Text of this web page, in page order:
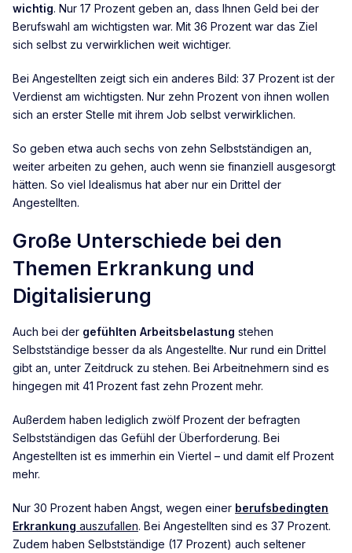
wichtig. Nur 17 Prozent geben an, dass Ihnen Geld bei der
Berufswahl am wichtigsten war. Mit 36 Prozent war das Ziel
sich selbst zu verwirklichen weit wichtiger.
Bei Angestellten zeigt sich ein anderes Bild: 37 Prozent ist der
Verdienst am wichtigsten. Nur zehn Prozent von ihnen wollen
sich an erster Stelle mit ihrem Job selbst verwirklichen.
So geben etwa auch sechs von zehn Selbstständigen an,
weiter arbeiten zu gehen, auch wenn sie finanziell ausgesorgt
hätten. So viel Idealismus hat aber nur ein Drittel der
Angestellten.
Große Unterschiede bei den
Themen Erkrankung und
Digitalisierung
Auch bei der gefühlten Arbeitsbelastung stehen
Selbstständige besser da als Angestellte. Nur rund ein Drittel
gibt an, unter Zeitdruck zu stehen. Bei Arbeitnehmern sind es
hingegen mit 41 Prozent fast zehn Prozent mehr.
Außerdem haben lediglich zwölf Prozent der befragten
Selbstständigen das Gefühl der Überforderung. Bei
Angestellten ist es immerhin ein Viertel – und damit elf Prozent
mehr.
Nur 30 Prozent haben Angst, wegen einer berufsbedingten
Erkrankung auszufallen. Bei Angestellten sind es 37 Prozent.
Zudem haben Selbstständige (17 Prozent) auch seltener